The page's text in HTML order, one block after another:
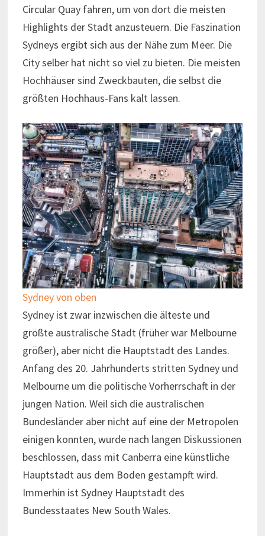
Circular Quay fahren, um von dort die meisten
Highlights der Stadt anzusteuern. Die Faszination
Sydneys ergibt sich aus der Nähe zum Meer. Die
City selber hat nicht so viel zu bieten. Die meisten
Hochhäuser sind Zweckbauten, die selbst die
größten Hochhaus-Fans kalt lassen.
Sydney von oben
Sydney ist zwar inzwischen die älteste und
größte australische Stadt (früher war Melbourne
größer), aber nicht die Hauptstadt des Landes.
Anfang des 20. Jahrhunderts stritten Sydney und
Melbourne um die politische Vorherrschaft in der
jungen Nation. Weil sich die australischen
Bundesländer aber nicht auf eine der Metropolen
einigen konnten, wurde nach langen Diskussionen
beschlossen, dass mit Canberra eine künstliche
Hauptstadt aus dem Boden gestampft wird.
Immerhin ist Sydney Hauptstadt des
Bundesstaates New South Wales.